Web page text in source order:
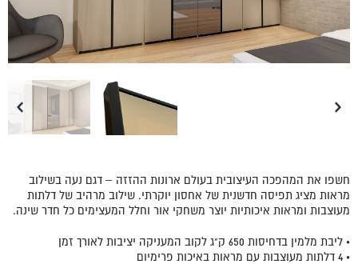
חשפו את המהפכה העיצובית בעולם ארונות ההזזה – דגם נעה בשילוב
מראות מציג תפיסה חדשנית של אחסון יוקרתי. שילוב מרהיב של דלתות
מעוצבות ומראות איכותיות יוצר משחקי אור וחלל המעצימים כל חדר שינה.
• ליבת מלמין בדחיסות 650 ק"ג לקוב המעניקה יציבות לאורך זמן
• 4 דלתות מעוצבות עם מראות באיכות פרימיום